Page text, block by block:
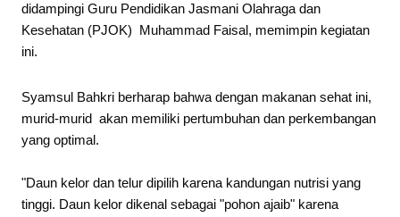
didampingi Guru Pendidikan Jasmani Olahraga dan
Kesehatan (PJOK) Muhammad Faisal, memimpin kegiatan
ini.
Syamsul Bahkri berharap bahwa dengan makanan sehat ini,
murid-murid akan memiliki pertumbuhan dan perkembangan
yang optimal.
"Daun kelor dan telur dipilih karena kandungan nutrisi yang
tinggi. Daun kelor dikenal sebagai "pohon ajaib" karena